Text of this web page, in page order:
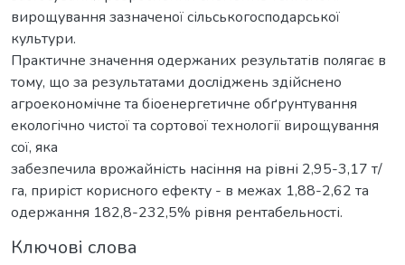
вирощування зазначеної сільськогосподарської
культури.
Практичне значення одержаних результатів полягає в
тому, що за результатами досліджень здійснено
агроекономічне та біоенергетичне обґрунтування
екологічно чистої та сортової технології вирощування
сої, яка
забезпечила врожайність насіння на рівні 2,95-3,17 т/
га, приріст корисного ефекту - в межах 1,88-2,62 та
одержання 182,8-232,5% рівня рентабельності.
Ключові слова